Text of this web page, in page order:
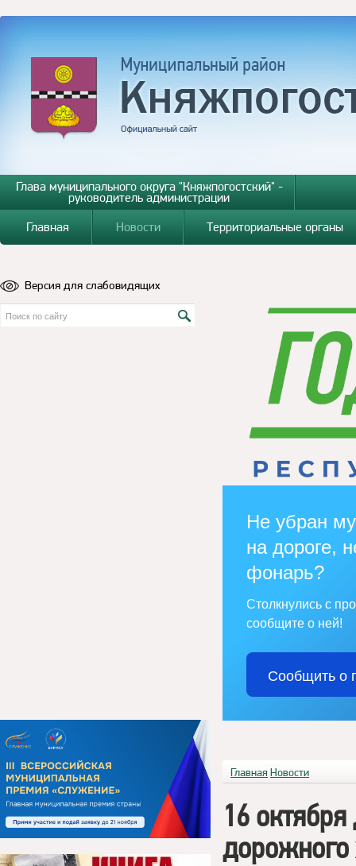
Глава муниципального округа "Княжпогостский" -
руководитель администрации
Главная
Новости Территориальные органы
Версия для слабовидящих
Не убран
на дороге,
фонарь?
Столкнулись с
сообщите о ней!
Сообщить о
Главная Новости
16
дорожного